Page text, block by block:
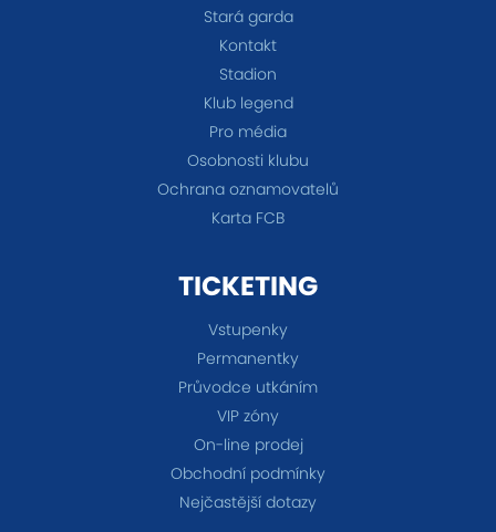
Stará garda
Kontakt
Stadion
Klub legend
Pro média
Osobnosti klubu
Ochrana oznamovatelů
Karta FCB
TICKETING
Vstupenky
Permanentky
Průvodce utkáním
VIP zóny
On-line prodej
Obchodní podmínky
Nejčastější dotazy